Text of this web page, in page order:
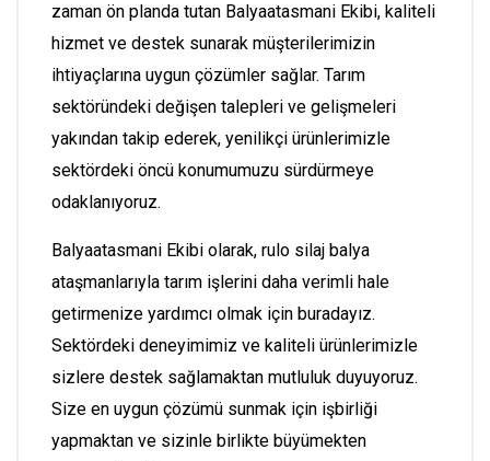
zaman ön planda tutan Balyaatasmani Ekibi, kaliteli
hizmet ve destek sunarak müşterilerimizin
ihtiyaçlarına uygun çözümler sağlar. Tarım
sektöründeki değişen talepleri ve gelişmeleri
yakından takip ederek, yenilikçi ürünlerimizle
sektördeki öncü konumumuzu sürdürmeye
odaklanıyoruz.
Balyaatasmani Ekibi olarak, rulo silaj balya
ataşmanlarıyla tarım işlerini daha verimli hale
getirmenize yardımcı olmak için buradayız.
Sektördeki deneyimimiz ve kaliteli ürünlerimizle
sizlere destek sağlamaktan mutluluk duyuyoruz.
Size en uygun çözümü sunmak için işbirliği
yapmaktan ve sizinle birlikte büyümekten